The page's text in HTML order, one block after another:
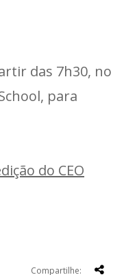
das 7h30, no
para
do CEO
Compartilhe: